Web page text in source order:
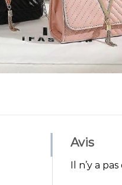
Avis
Il n’y a